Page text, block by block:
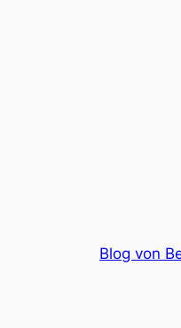
Blog von